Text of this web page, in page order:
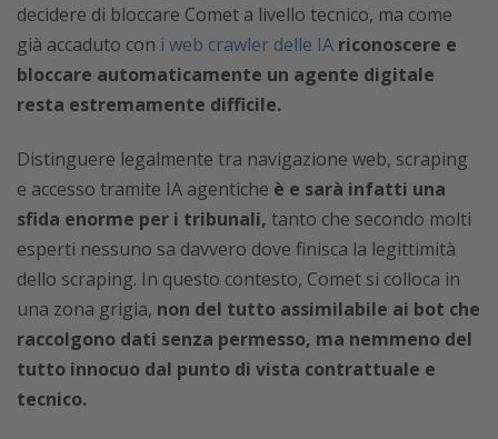
decidere di bloccare Comet a livello tecnico, ma come
già accaduto con i web crawler delle IA riconoscere e
bloccare automaticamente un agente digitale
resta estremamente difficile.
Distinguere legalmente tra navigazione web, scraping
e accesso tramite IA agentiche è e sarà infatti una
sfida enorme per i tribunali, tanto che secondo molti
esperti nessuno sa davvero dove finisca la legittimità
dello scraping. In questo contesto, Comet si colloca in
una zona grigia, non del tutto assimilabile ai bot che
raccolgono dati senza permesso, ma nemmeno del
tutto innocuo dal punto di vista contrattuale e
tecnico.